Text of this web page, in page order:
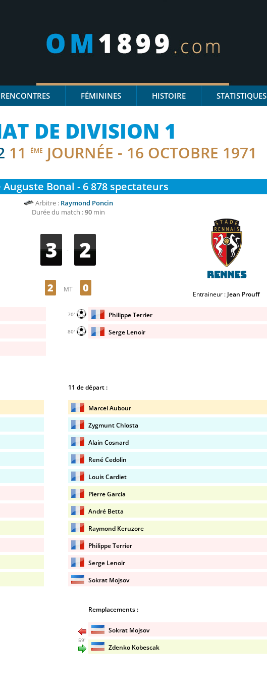
RENCONTRES FÉMININES HISTOIRE STATISTIQUES
DE DIVISION 1
11 ÈME JOURNÉE - 16 OCTOBRE 1971
Auguste Bonal - 6 878 spectateurs
Arbitre : Raymond Poncin
Durée du match :90min
3 - 2
2 MT 0
Rennes
Entraineur : Jean Prouff
Philippe Terrier
70'
Serge Lenoir
80'
11 de départ :
Marcel Aubour
Zygmunt Chlosta
Alain Cosnard
René Cedolin
Louis Cardiet
Pierre Garcia
André Betta
Raymond Keruzore
Philippe Terrier
Serge Lenoir
Sokrat Mojsov
Remplacements :
Sokrat Mojsov
59'
Zdenko Kobescak